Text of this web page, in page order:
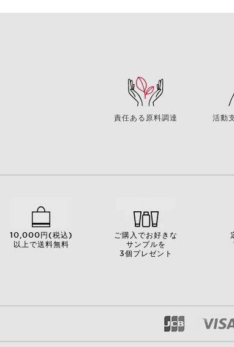
責任ある原料調達 活動
10,000円(税込)
以上で送料無料
ご購入でお好きな
サンプルを
3個プレゼント